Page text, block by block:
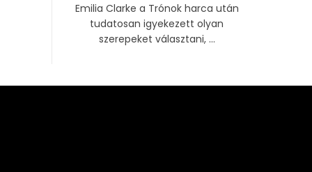
Emilia Clarke a Trónok harca után
tudatosan igyekezett olyan
szerepeket választani, ...